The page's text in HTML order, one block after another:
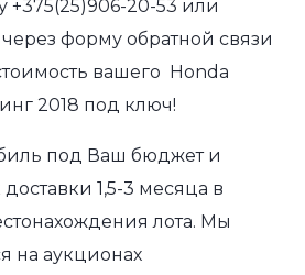
+375(25)906-20-53 или
через форму обратной связи
вашего Honda
2018 под ключ!
под Ваш бюджет и
1,5-3 месяца в
лота. Мы
на аукционах